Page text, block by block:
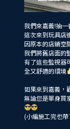
我們來嘉義!抽一
這次來到玩具店
因原本的店鋪空
我們將舊店面的
有了這些監視器
全又舒適的環境
如果來到嘉義，
無論您是單身買
(小編施工完也